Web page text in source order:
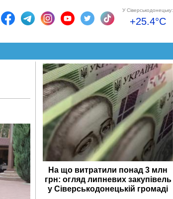
У Сіверськодонецьку:
+25.4°C
На що витратили понад 3 млн
грн: огляд липневих закупівель
у Сіверськодонецькій громаді